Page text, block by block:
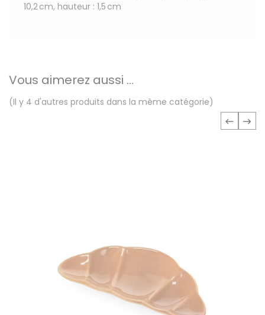
10,2 cm, hauteur : 1,5 cm
Vous aimerez aussi ...
(Il y 4 d'autres produits dans la même catégorie)